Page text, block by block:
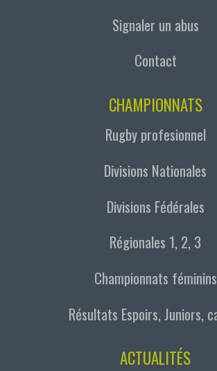
Signaler un abus
Contact
CHAMPIONNATS
Rugby profesionnel
Divisions Nationales
Divisions Fédérales
Régionales 1, 2, 3
Championnats féminins
Résultats Espoirs, Juniors,
ACTUALITÉS